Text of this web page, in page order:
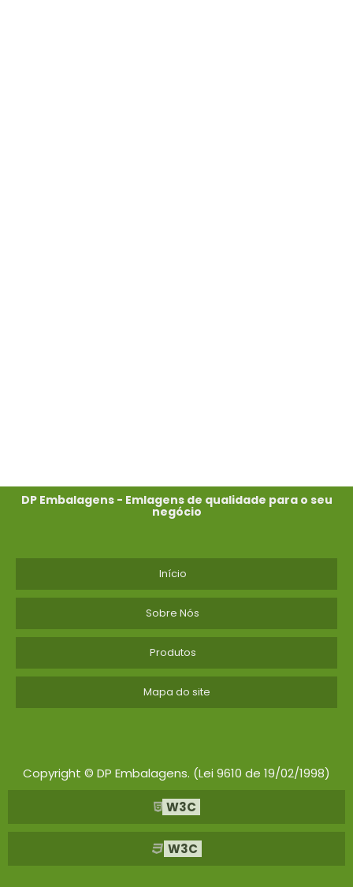
DP Embalagens - Emlagens de qualidade para o seu
negócio
Início
Sobre Nós
Produtos
Mapa do site
Copyright © DP Embalagens. (Lei 9610 de 19/02/1998)
W3C
W3C